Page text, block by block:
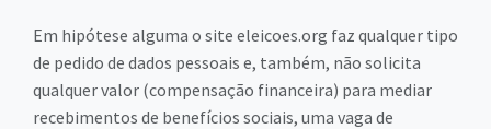
Em hipótese alguma o site eleicoes.org faz qualquer tipo
de pedido de dados pessoais e, também, não solicita
qualquer valor (compensação financeira) para mediar
recebimentos de benefícios sociais, uma vaga de